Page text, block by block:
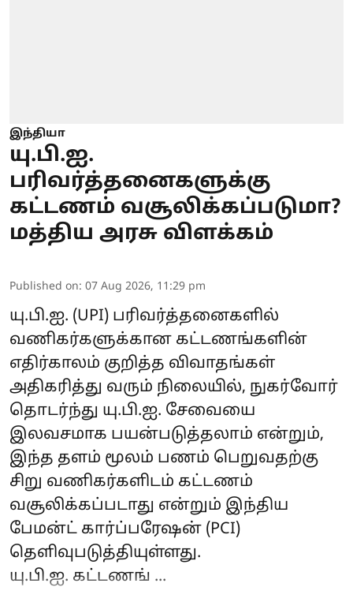
இந்தியா
யு.பி.ஐ.
பரிவர்த்தனைகளுக்கு
கட்டணம் வசூலிக்கப்படுமா?
மத்திய அரசு விளக்கம்
Published on: 07 Aug 2026, 11:29 pm
யு.பி.ஐ. (UPI) பரிவர்த்தனைகளில்
வணிகர்களுக்கான கட்டணங்களின்
எதிர்காலம் குறித்த விவாதங்கள்
அதிகரித்து வரும் நிலையில், நுகர்வோர்
தொடர்ந்து யு.பி.ஐ. சேவையை
இலவசமாக பயன்படுத்தலாம் என்றும்,
இந்த தளம் மூலம் பணம் பெறுவதற்கு
சிறு வணிகர்களிடம் கட்டணம்
வசூலிக்கப்படாது என்றும் இந்திய
பேமன்ட் கார்ப்பரேஷன் (PCI)
தெளிவுபடுத்தியுள்ளது.
யு.பி.ஐ. கட்டணங் ...